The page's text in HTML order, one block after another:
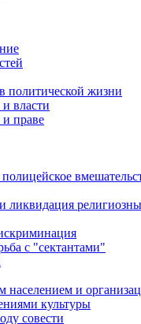
политической жизни
власти
праве
ликвидация
с "сектантами"
и
культуры
совести